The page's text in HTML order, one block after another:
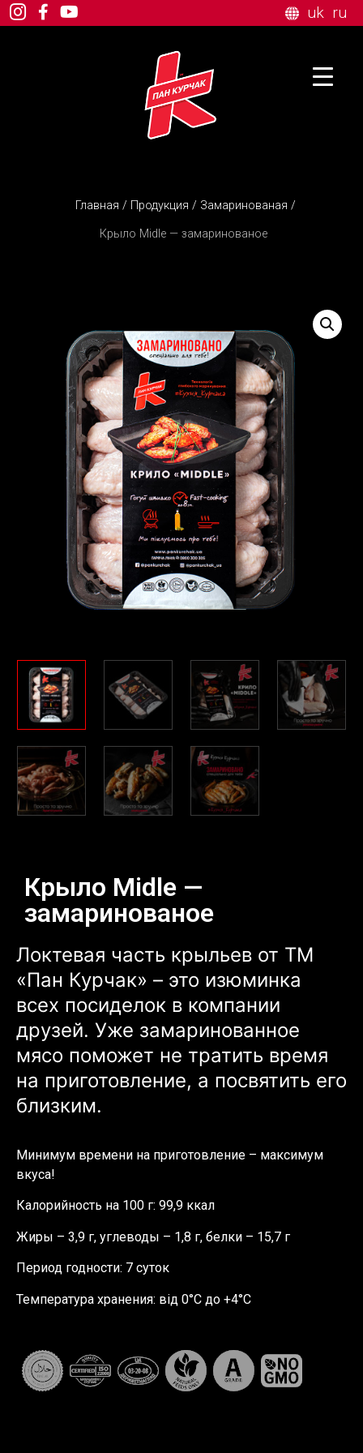
uk ru
Главная / Продукция / Замаринованая /
Крыло Midle — замаринованое
Крыло Midle —
замаринованое
Локтевая часть крыльев от ТМ
«Пан Курчак» – это изюминка
всех посиделок в компании
друзей. Уже замаринованное
мясо поможет не тратить время
на приготовление, а посвятить его
близким.
Минимум времени на приготовление – максимум
вкуса!
Калорийность на 100 г: 99,9 ккал
Жиры – 3,9 г, углеводы – 1,8 г, белки – 15,7 г
Период годности: 7 суток
Температура хранения: від 0°C до +4°C